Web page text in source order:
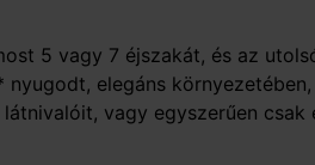
5 vagy 7 éjszakát, és az
elegáns
vagy egyszerűen